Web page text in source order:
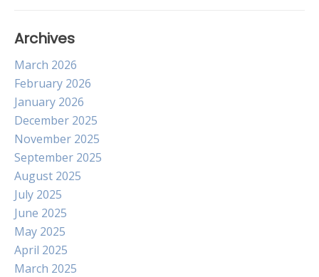
Archives
March 2026
February 2026
January 2026
December 2025
November 2025
September 2025
August 2025
July 2025
June 2025
May 2025
April 2025
March 2025